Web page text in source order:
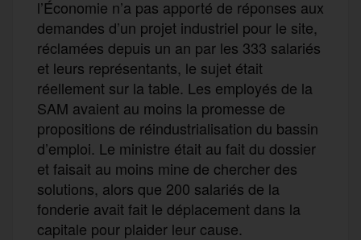
l’Économie n’a pas apporté de réponses aux
demandes d’un projet industriel pour le site,
réclamées depuis un an par les 333 salariés
et leurs représentants, le sujet était
réellement sur la table. Les employés de la
SAM avaient au moins la promesse de
propositions de réindustrialisation du bassin
d’emploi. Le ministre était au fait du dossier
et faisait au moins mine de chercher des
solutions, alors que 200 salariés de la
fonderie avait fait le déplacement dans la
capitale pour plaider leur cause.